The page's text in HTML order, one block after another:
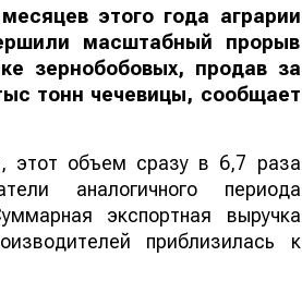
этого года аграрии
масштабный прорыв
зернобобовых, продав за
тонн чечевицы, сообщает
этот объем сразу в 6,7 раза
аналогичного периода
экспортная выручка
приблизилась к